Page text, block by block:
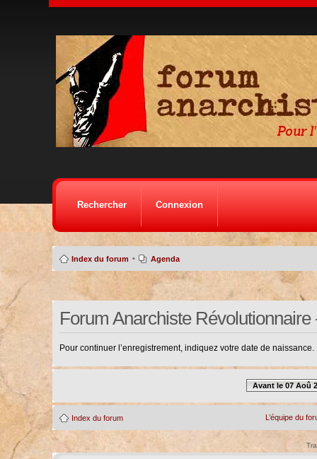
Rechercher Connexion
Index du forum • Agenda
Forum Anarchiste
Pour continuer l’enregistrement, indiquez votre date de naissance.
Avant le 07 Aoû
Index du forum L’équipe du